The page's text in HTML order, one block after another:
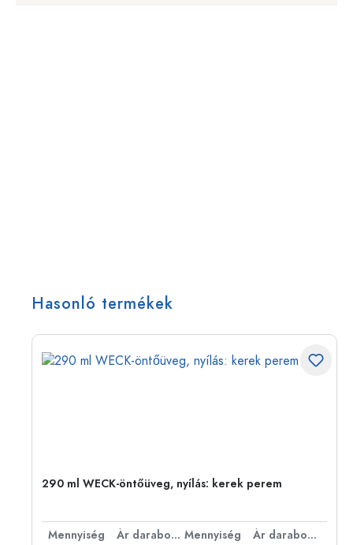
Hasonló termékek
290 ml WECK-öntőüveg, nyílás: kerek perem
Mennyiség Ár darabonként Mennyiség
Ár darabonként